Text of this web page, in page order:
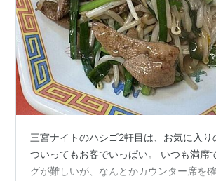
三宮ナイトのハシゴ2軒目は、お気に入り
ついってもお客でいっぱい。 いつも満席
グが難しいが、なんとかカウンター席を確